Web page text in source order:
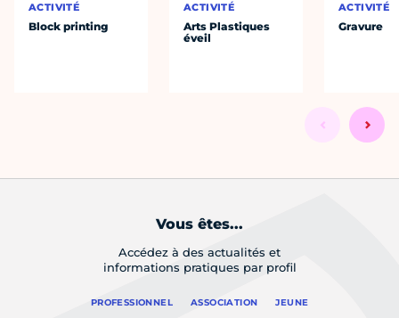
ACTIVITÉ
Block printing
ACTIVITÉ
Arts Plastiques
éveil
ACTIVITÉ
Gravure
Vous êtes...
Accédez à des actualités et
informations pratiques par profil
PROFESSIONNEL ASSOCIATION JEUNE